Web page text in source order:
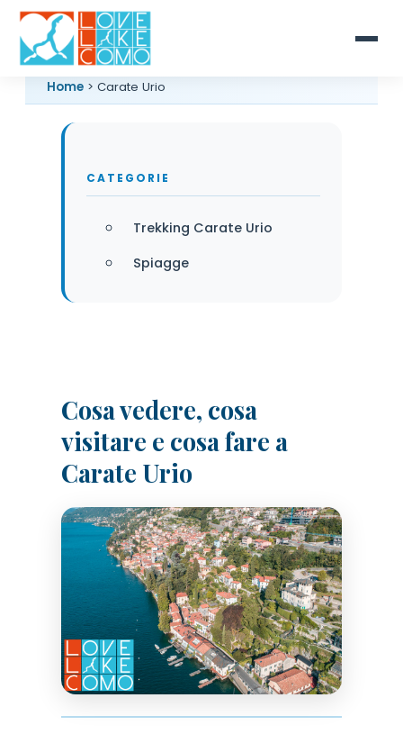
Home > Carate Urio
CATEGORIE
Trekking Carate Urio
Spiagge
Cosa vedere, cosa
visitare e cosa fare a
Carate Urio